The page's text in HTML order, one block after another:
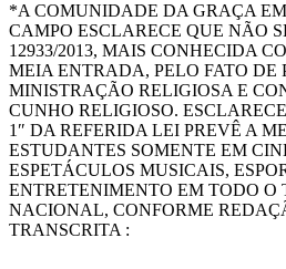
*A COMUNIDADE DA GRAÇA
CAMPO ESCLARECE QUE NÃO
12933/2013, MAIS CONHECIDA
MEIA ENTRADA, PELO FATO DE
MINISTRAÇÃO RELIGIOSA E
CUNHO RELIGIOSO.
1″ DA REFERIDA LEI PREVÊ A
ESTUDANTES SOMENTE EM
ESPETÁCULOS MUSICAIS,
ENTRETENIMENTO EM TODO O
NACIONAL, CONFORME
TRANSCRITA :